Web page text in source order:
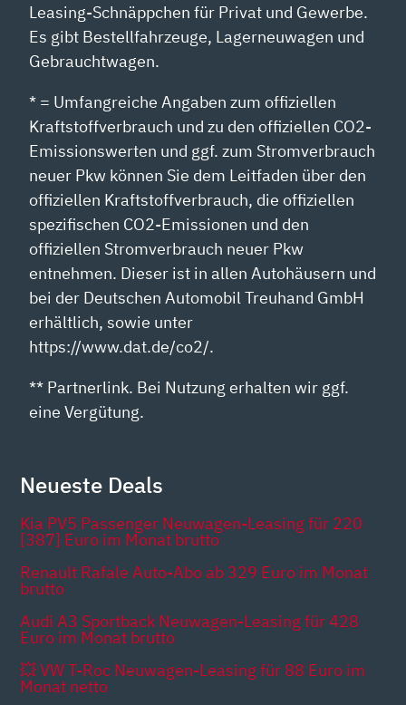
Leasing-Schnäppchen für Privat und Gewerbe.
Es gibt Bestellfahrzeuge, Lagerneuwagen und
Gebrauchtwagen.
* = Umfangreiche Angaben zum offiziellen
Kraftstoffverbrauch und zu den offiziellen CO2-
Emissionswerten und ggf. zum Stromverbrauch
neuer Pkw können Sie dem Leitfaden über den
offiziellen Kraftstoffverbrauch, die offiziellen
spezifischen CO2-Emissionen und den
offiziellen Stromverbrauch neuer Pkw
entnehmen. Dieser ist in allen Autohäusern und
bei der Deutschen Automobil Treuhand GmbH
erhältlich, sowie unter
https://www.dat.de/co2/.
** Partnerlink. Bei Nutzung erhalten wir ggf.
eine Vergütung.
Neueste Deals
Kia PV5 Passenger Neuwagen-Leasing für 220
[387] Euro im Monat brutto
Renault Rafale Auto-Abo ab 329 Euro im Monat
brutto
Audi A3 Sportback Neuwagen-Leasing für 428
Euro im Monat brutto
💥 VW T-Roc Neuwagen-Leasing für 88 Euro im
Monat netto